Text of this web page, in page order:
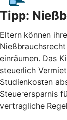
Tipp:
Eltern können
einräumen. Das
steuerlich
Studienkosten
Steuerersparnis
vertragliche